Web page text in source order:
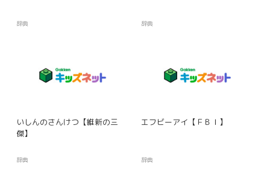
辞典 辞典
いしんのさんけつ【維新の三
傑】
辞典
エフビーアイ【ＦＢＩ】
辞典